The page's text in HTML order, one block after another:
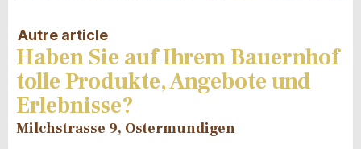
Autre article
Haben Sie auf Ihrem Bauernhof
tolle Produkte, Angebote und
Erlebnisse?
Milchstrasse 9, Ostermundigen